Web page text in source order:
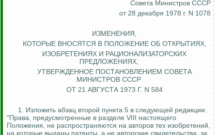
Совета Министров СССР
от 28 декабря 1978 г. N 1078
ИЗМЕНЕНИЯ,
КОТОРЫЕВНОСЯТСЯ В ПОЛОЖЕНИЕ ОБ ОТКРЫТИЯХ,
ИЗОБРЕТЕНИЯХ И РАЦИОНАЛИЗАТОРСКИХ
ПРЕДЛОЖЕНИЯХ,
УТВЕРЖДЕННОЕПОСТАНОВЛЕНИЕМ СОВЕТА
МИНИСТРОВ СССР
ОТ 21 АВГУСТА 1973 Г. N 584
1. Изложить абзац второй пункта 5 в следующей редакции:
"Права, предусмотренные в разделе VIII настоящего
Положения, не распространяются на авторов тех изобретений,
на которые выданы патенты, а не авторские свидетельства, за